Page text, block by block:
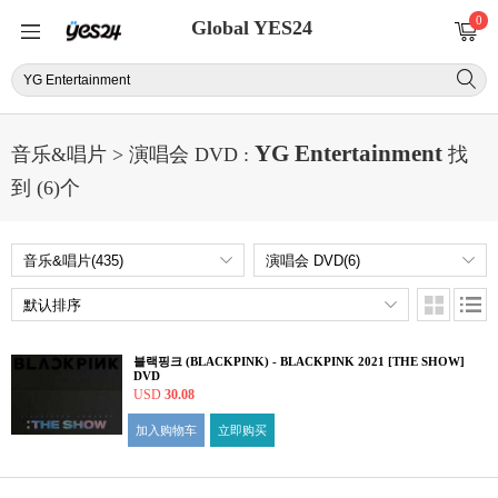
Global YES24 0
音乐&唱片 > 演唱会 DVD : YG Entertainment 找
到 (6)个
블랙핑크 (BLACKPINK) - BLACKPINK 2021 [THE SHOW]
DVD
USD 30.08
加入购物车 立即购买